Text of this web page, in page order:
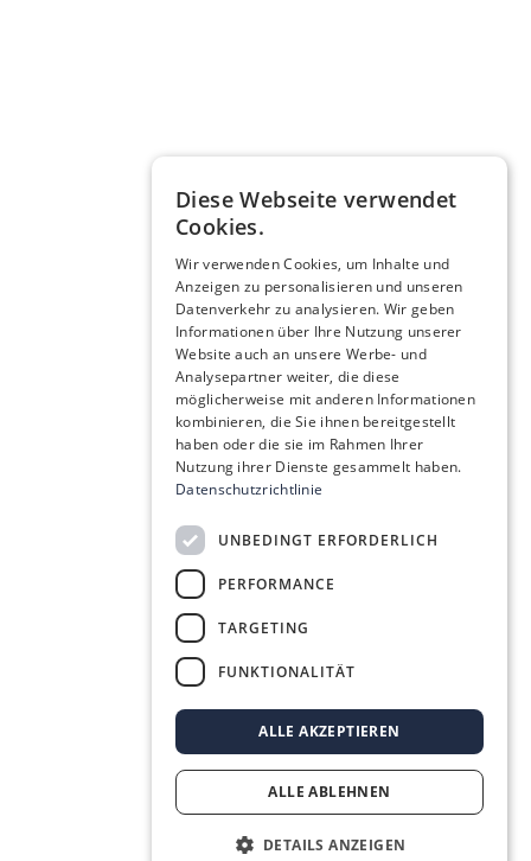
Diese Webseite verwendet
Cookies.
Wir verwenden Cookies, um Inhalte und
Anzeigen zu personalisieren und unseren
Datenverkehr zu analysieren. Wir geben
Informationen über Ihre Nutzung unserer
Website auch an unsere Werbe- und
Analysepartner weiter, die diese
möglicherweise mit anderen Informationen
kombinieren, die Sie ihnen bereitgestellt
haben oder die sie im Rahmen Ihrer
Nutzung ihrer Dienste gesammelt haben.
Datenschutzrichtlinie
UNBEDINGT ERFORDERLICH
PERFORMANCE
TARGETING
FUNKTIONALITÄT
ALLE AKZEPTIEREN
ALLE ABLEHNEN
DETAILS ANZEIGEN